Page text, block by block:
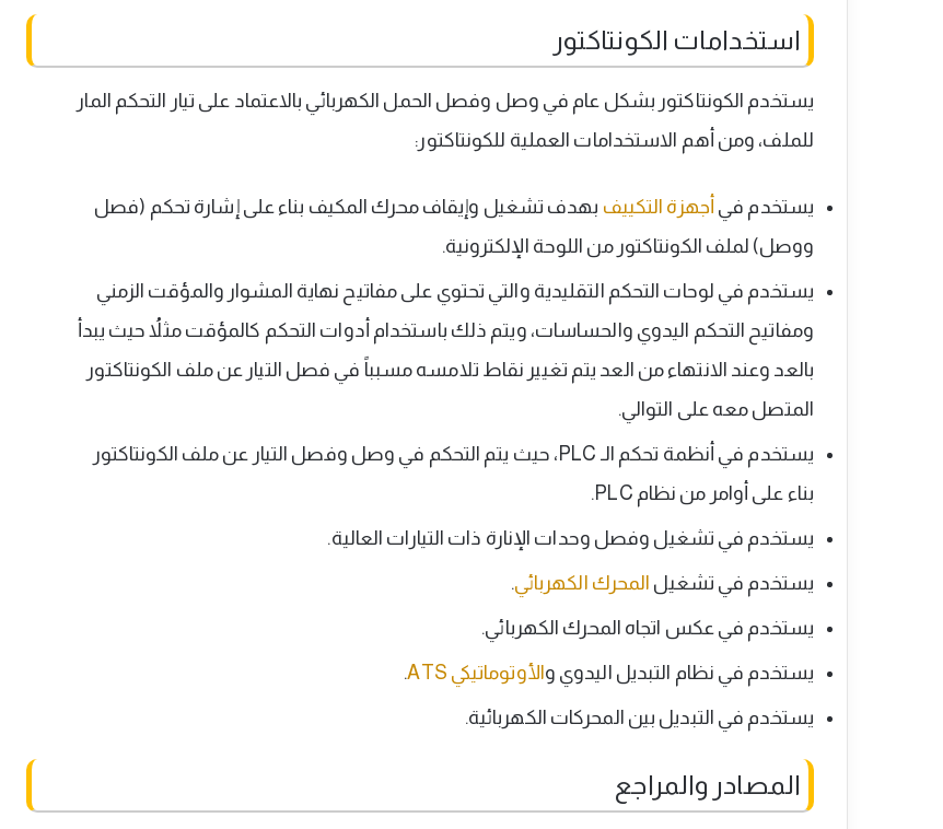
استخدامات الكونتاكتور
يستخدم الكونتاكتور بشكل عام في وصل وفصل الحمل الكهربائي بالاعتماد على تيار التحكم المار
للملف، ومن أهم الاستخدامات العملية للكونتاكتور:
يستخدم في أجهزة التكييف بهدف تشغيل وإيقاف محرك المكيف بناء على إشارة تحكم (فصل
ووصل) لملف الكونتاكتور من اللوحة الإلكترونية.
يستخدم في لوحات التحكم التقليدية والتي تحتوي على مفاتيح نهاية المشوار والمؤقت الزمني
ومفاتيح التحكم اليدوي والحساسات، ويتم ذلك باستخدام أدوات التحكم كالمؤقت مثلاُ حيث يبدأ
بالعد وعند الانتهاء من العد يتم تغيير نقاط تلامسه مسبباً في فصل التيار عن ملف الكونتاكتور
المتصل معه على التوالي.
يستخدم في أنظمة تحكم الـ PLC، حيث يتم التحكم في وصل وفصل التيار عن ملف الكونتاكتور
بناء على أوامر من نظام PLC.
يستخدم في تشغيل وفصل وحدات الإنارة ذات التيارات العالية.
يستخدم في تشغيل المحرك الكهربائي.
يستخدم في عكس اتجاه المحرك الكهربائي.
يستخدم في نظام التبديل اليدوي والأوتوماتيكي ATS .
يستخدم في التبديل بين المحركات الكهربائية.
المصادر والمراجع